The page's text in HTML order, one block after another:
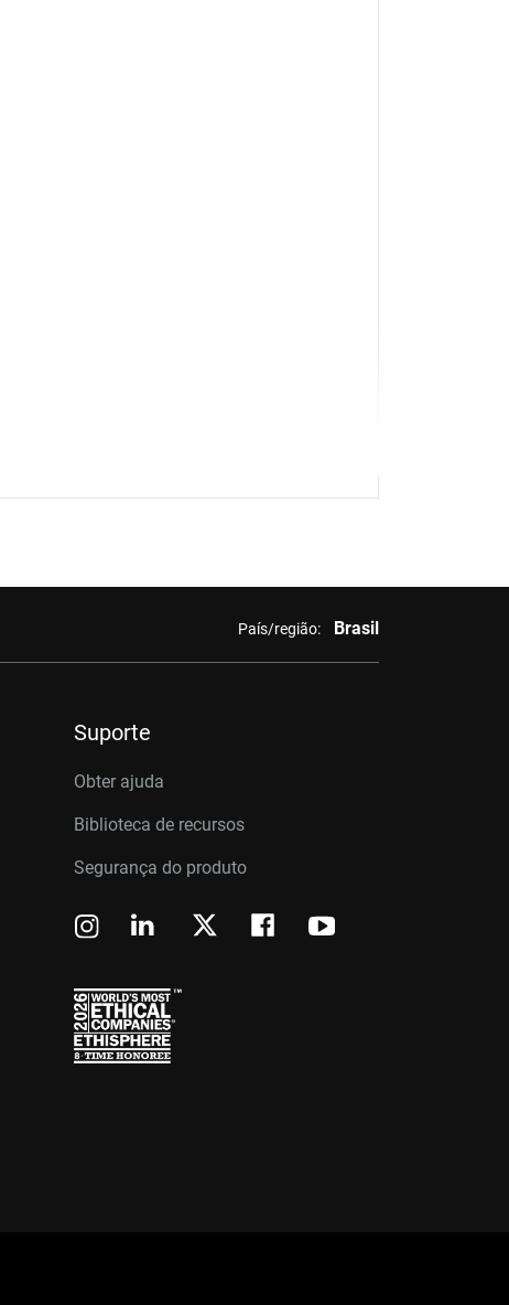
País/região: Brasil
Suporte
Obter ajuda
Biblioteca de recursos
Segurança do produto